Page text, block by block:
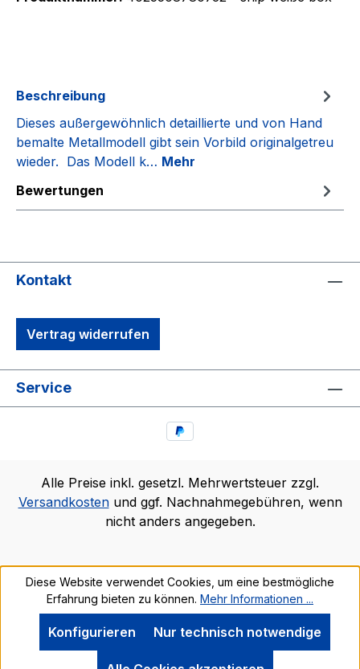
Beschreibung
Dieses außergewöhnlich detaillierte und von Hand
bemalte Metallmodell gibt sein Vorbild originalgetreu
wieder. Das Modell k… Mehr
Bewertungen
Kontakt
Vertrag widerrufen
Service
Alle Preise inkl. gesetzl. Mehrwertsteuer zzgl.
Versandkostenund ggf. Nachnahmegebühren, wenn
nicht anders angegeben.
Diese Website verwendet Cookies, um eine bestmögliche
Erfahrung bieten zu können. Mehr Informationen ...
Nur technisch notwendige
Konfigurieren